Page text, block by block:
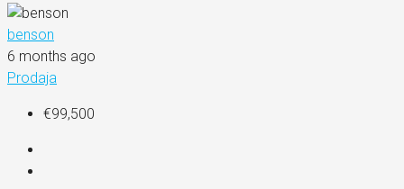
benson
6 months ago
Prodaja
€99,500